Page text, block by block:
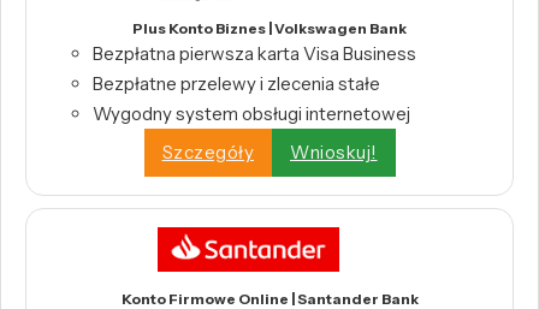
Plus Konto Biznes | Volkswagen Bank
Bezpłatna pierwsza karta Visa Business
Bezpłatne przelewy i zlecenia stałe
Wygodny system obsługi internetowej
Szczegóły
Wnioskuj!
Konto Firmowe Online | Santander Bank